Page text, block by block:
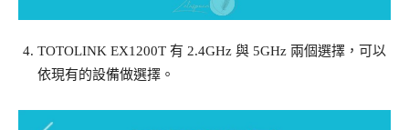
TOTOLINK EX1200T 有 2.4GHz 與 5GHz 兩個選擇，可以
依現有的設備做選擇。